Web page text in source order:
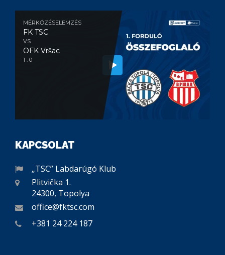
MÉRKŐZÉSELEMZÉS
FK TSC
VS
OFK Vršac
1 : 0
KAPCSOLAT
„TSC” Labdarúgó Klub
Plitvička 1.
24300, Topolya
office@fktsc.com
+381 24 224 187